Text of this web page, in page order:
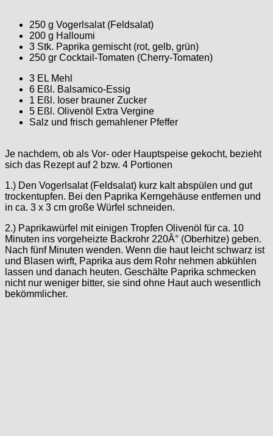
250 g Vogerlsalat (Feldsalat)
200 g Halloumi
3 Stk. Paprika gemischt (rot, gelb, grün)
250 gr Cocktail-Tomaten (Cherry-Tomaten)
3 EL Mehl
6 Eßl. Balsamico-Essig
1 Eßl. Ioser brauner Zucker
5 Eßl. Olivenöl Extra Vergine
Salz und frisch gemahlener Pfeffer
Je nachdem, ob als Vor- oder Hauptspeise gekocht, bezieht
sich das Rezept auf 2 bzw. 4 Portionen
1.) Den Vogerlsalat (Feldsalat) kurz kalt abspülen und gut
trockentupfen. Bei den Paprika Kerngehäuse entfernen und
in ca. 3 x 3 cm große Würfel schneiden.
2.) Paprikawürfel mit einigen Tropfen Olivenöl für ca. 10
Minuten ins vorgeheizte Backrohr 220Â° (Oberhitze) geben.
Nach fünf Minuten wenden. Wenn die haut leicht schwarz ist
und Blasen wirft, Paprika aus dem Rohr nehmen abkühlen
lassen und danach heuten. Geschälte Paprika schmecken
nicht nur weniger bitter, sie sind ohne Haut auch wesentlich
bekömmlicher.